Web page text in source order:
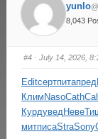
yunlo
8,043
#4 · July 14, 2026,
Editсертпитапред
Клим NasoCath
КурдуведНеве
митписаStraSony